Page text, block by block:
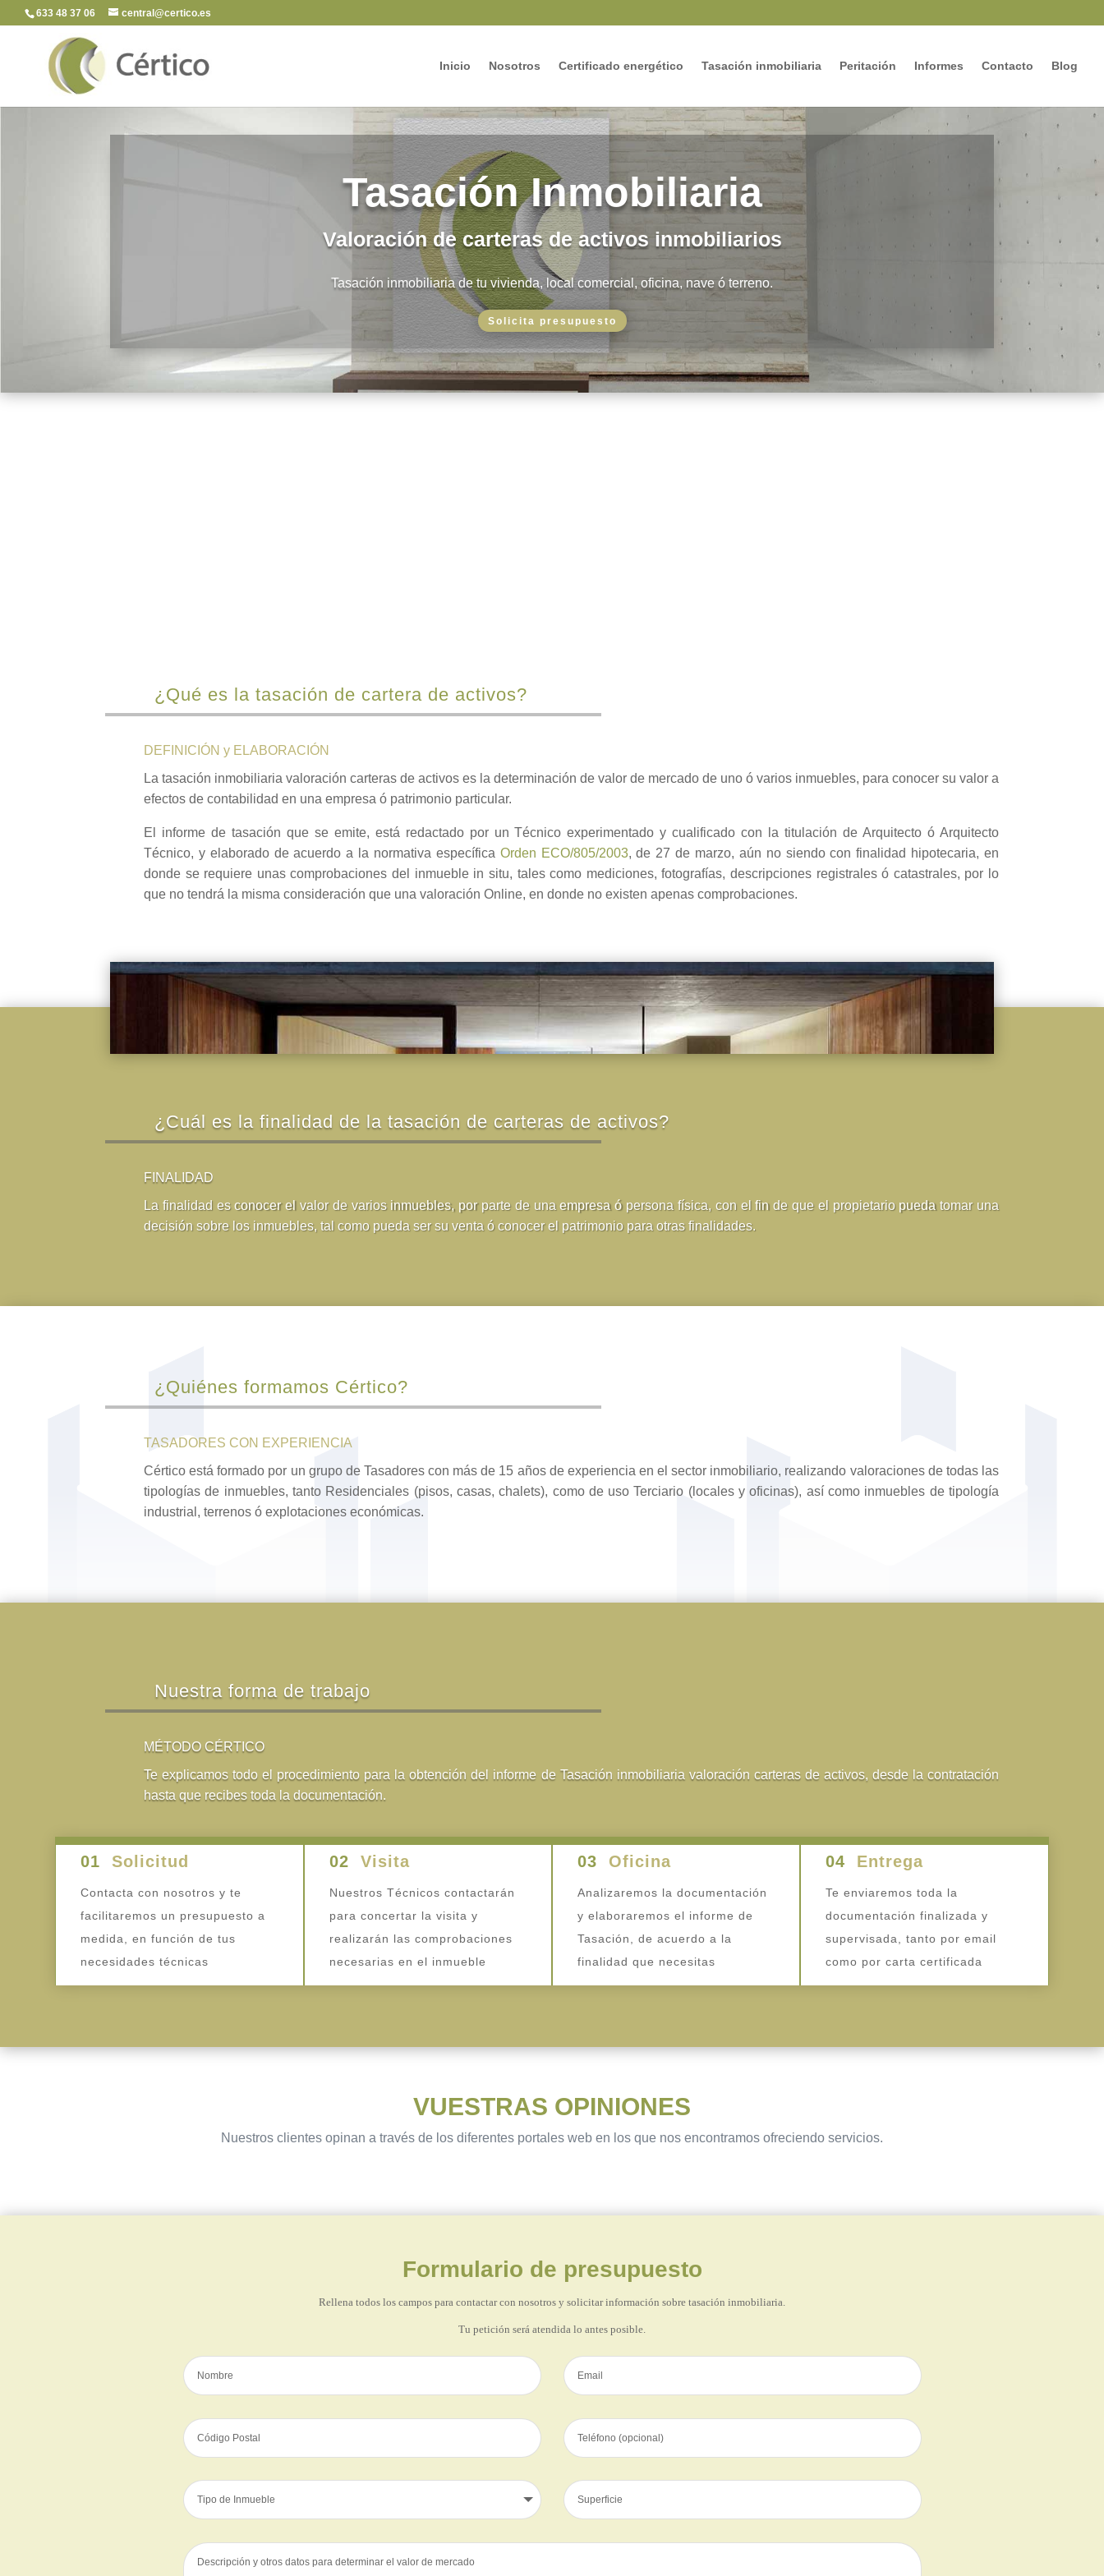
633 48 37 06 central@certico.es
Inicio Nosotros Certificado energético Tasación inmobiliaria Peritación Informes Contacto Blog
Tasación Inmobiliaria
Valoración de carteras de activos inmobiliarios
Tasación inmobiliaria de tu vivienda, local comercial, oficina, nave ó terreno.
Solicita presupuesto
¿Qué es la tasación de cartera de activos?
DEFINICIÓN y ELABORACIÓN
La tasación inmobiliaria valoración carteras de activos es la determinación de valor de mercado de uno ó varios inmuebles, para conocer su valor a
efectos de contabilidad en una empresa ó patrimonio particular.
El informe de tasación que se emite, está redactado por un Técnico experimentado y cualificado con la titulación de Arquitecto ó Arquitecto
Técnico, y elaborado de acuerdo a la normativa específica Orden ECO/805/2003, de 27 de marzo, aún no siendo con finalidad hipotecaria, en
donde se requiere unas comprobaciones del inmueble in situ, tales como mediciones, fotografías, descripciones registrales ó catastrales, por lo
que no tendrá la misma consideración que una valoración Online, en donde no existen apenas comprobaciones.
¿Cuál es la finalidad de la tasación de carteras de activos?
FINALIDAD
La finalidad es conocer el valor de varios inmuebles, por parte de una empresa ó persona física, con el fin de que el propietario pueda tomar una
decisión sobre los inmuebles, tal como pueda ser su venta ó conocer el patrimonio para otras finalidades.
¿Quiénes formamos Cértico?
TASADORES CON EXPERIENCIA
Cértico está formado por un grupo de Tasadores con más de 15 años de experiencia en el sector inmobiliario, realizando valoraciones de todas las
tipologías de inmuebles, tanto Residenciales (pisos, casas, chalets), como de uso Terciario (locales y oficinas), así como inmuebles de tipología
industrial, terrenos ó explotaciones económicas.
Nuestra forma de trabajo
MÉTODO CÉRTICO
Te explicamos todo el procedimiento para la obtención del informe de Tasación inmobiliaria valoración carteras de activos, desde la contratación
hasta que recibes toda la documentación.
01 Solicitud
Contacta con nosotros y te
facilitaremos un presupuesto a
medida, en función de tus
necesidades técnicas
02 Visita
Nuestros Técnicos contactarán
para concertar la visita y
realizarán las comprobaciones
necesarias en el inmueble
03 Oficina
Analizaremos la documentación
y elaboraremos el informe de
Tasación, de acuerdo a la
finalidad que necesitas
04 Entrega
Te enviaremos toda la
documentación finalizada y
supervisada, tanto por email
como por carta certificada
VUESTRAS OPINIONES
Nuestros clientes opinan a través de los diferentes portales web en los que nos encontramos ofreciendo servicios.
Formulario de presupuesto
Rellena todos los campos para contactar con nosotros y solicitar información sobre tasación inmobiliaria.
Tu petición será atendida lo antes posible.